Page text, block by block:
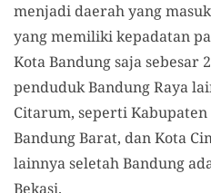
menjadi daerah yang
yang memiliki kepadatan
Kota Bandung saja sebesar
penduduk Bandung Raya
Citarum, seperti
Bandung Barat, dan Kota
lainnya seletah Bandung
Bekasi.